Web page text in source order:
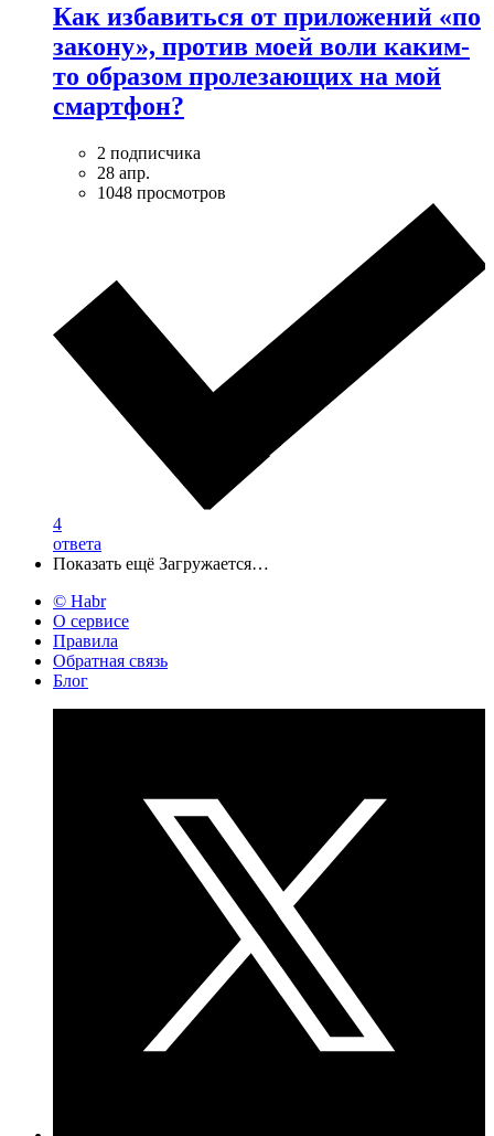
Как избавиться от приложений «по
закону», против моей воли каким-
то образом пролезающих на мой
смартфон?
2 подписчика
28 апр.
1048 просмотров
4
ответа
Показать ещё Загружается…
© Habr
О сервисе
Правила
Обратная связь
Блог